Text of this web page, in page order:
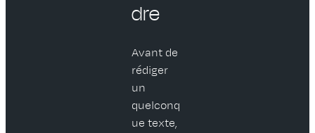
dre
Avant de
rédiger
un
quelconq
ue texte,